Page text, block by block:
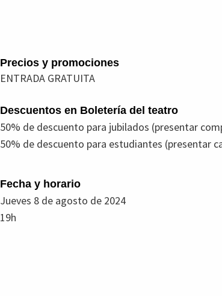
Precios y promociones
ENTRADA GRATUITA
Descuentos en Boletería del teatro
50% de descuento para jubilados (presentar
50% de descuento para estudiantes (presentar
Fecha y horario
Jueves 8 de agosto de 2024
19h